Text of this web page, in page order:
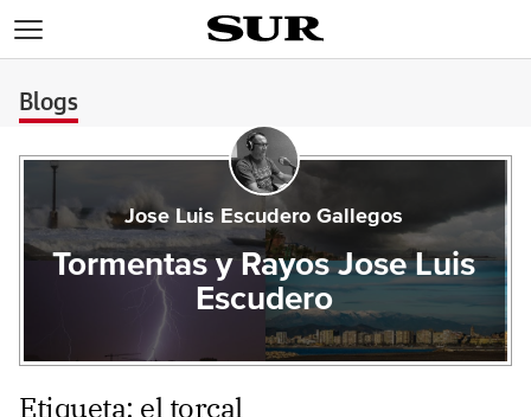
Blogs
Jose Luis Escudero Gallegos
Tormentas y Rayos Jose Luis
Escudero
Etiqueta: el torcal